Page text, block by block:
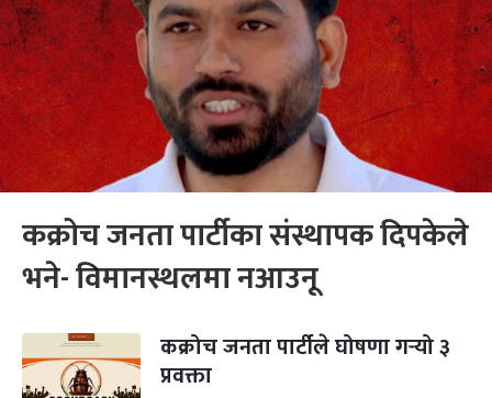
कक्रोच जनता पार्टीका संस्थापक दिपकेले
भने- विमानस्थलमा नआउनू
कक्रोच जनता पार्टीले घोषणा गर्‍यो ३
प्रवक्ता